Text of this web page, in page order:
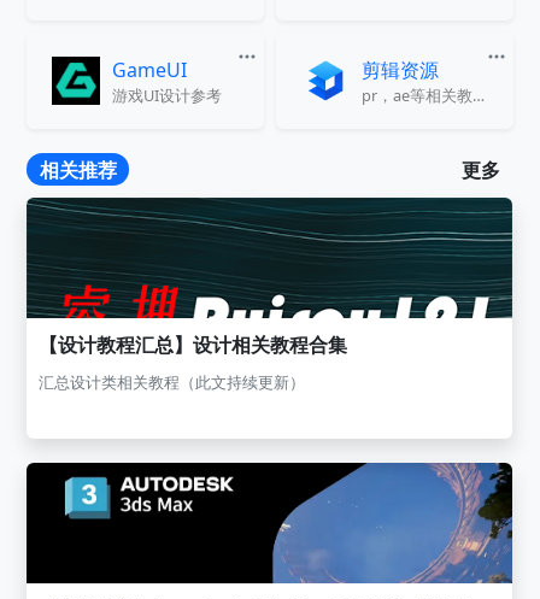
GameUI
游戏UI设计参考
剪辑资源
pr，ae等相关教程，插件和软件下载
相关推荐 更多
【设计教程汇总】设计相关教程合集
汇总设计类相关教程（此文持续更新）